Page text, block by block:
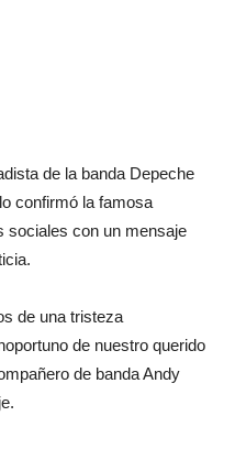
de la banda Depeche
confirmó la famosa
sociales con un mensaje
de una tristeza
de nuestro querido
de banda Andy